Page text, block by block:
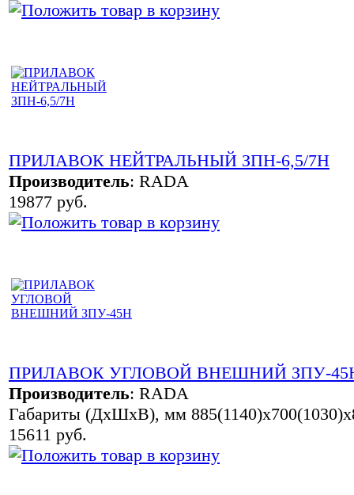
ПРИЛАВОК НЕЙТРАЛЬНЫЙ ЗПН-6,5/7Н
Производитель: RADA
19877 руб.
ПРИЛАВОК УГЛОВОЙ ВНЕШНИЙ ЗПУ-
Производитель: RADA
Габариты (ДхШхВ), мм
15611 руб.